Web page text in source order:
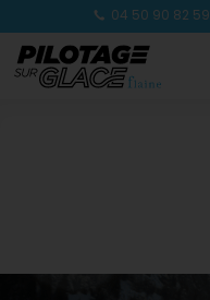
04 50 90 82 59